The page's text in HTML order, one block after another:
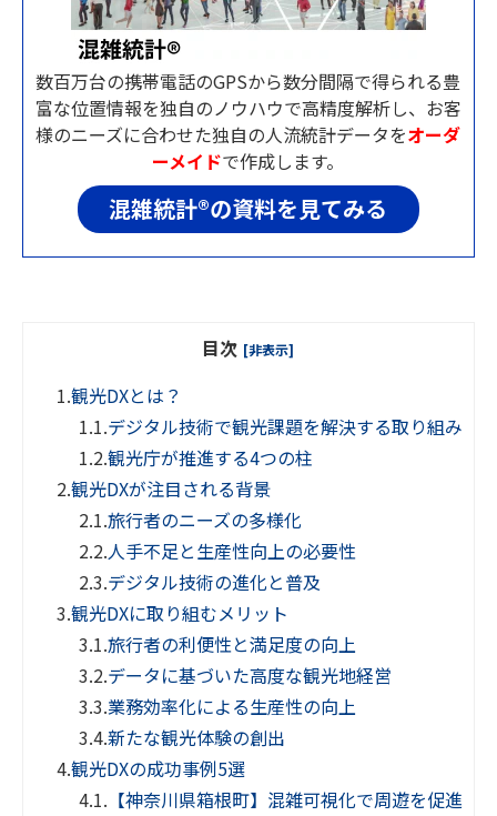
数百万台の携帯電話のGPSから数分間隔で得られる豊
富な位置情報を独自のノウハウで高精度解析し、お客
様のニーズに合わせた独自の人流統計データをオーダ
ーメイドで作成します。
混雑統計®の資料を見てみる
目次 [非表示]
1.観光DXとは？
1.1.デジタル技術で観光課題を解決する取り組み
1.2.観光庁が推進する4つの柱
2.観光DXが注目される背景
2.1.旅行者のニーズの多様化
2.2.人手不足と生産性向上の必要性
2.3.デジタル技術の進化と普及
3.観光DXに取り組むメリット
3.1.旅行者の利便性と満足度の向上
3.2.データに基づいた高度な観光地経営
3.3.業務効率化による生産性の向上
3.4.新たな観光体験の創出
4.観光DXの成功事例5選
4.1. 【神奈川県箱根町】混雑可視化で周遊を促進